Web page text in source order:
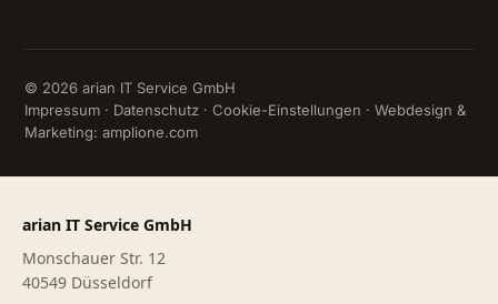
© 2026 arian IT Service GmbH
Impressum · Datenschutz · Cookie-Einstellungen · Webdesign &
Marketing: amplione.com
arian IT Service GmbH
Monschauer Str. 12
40549 Düsseldorf